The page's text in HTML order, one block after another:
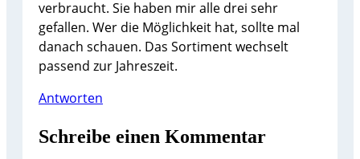
verbraucht. Sie haben mir alle drei sehr
gefallen. Wer die Möglichkeit hat, sollte mal
danach schauen. Das Sortiment wechselt
passend zur Jahreszeit.
Antworten
Schreibe einen Kommentar